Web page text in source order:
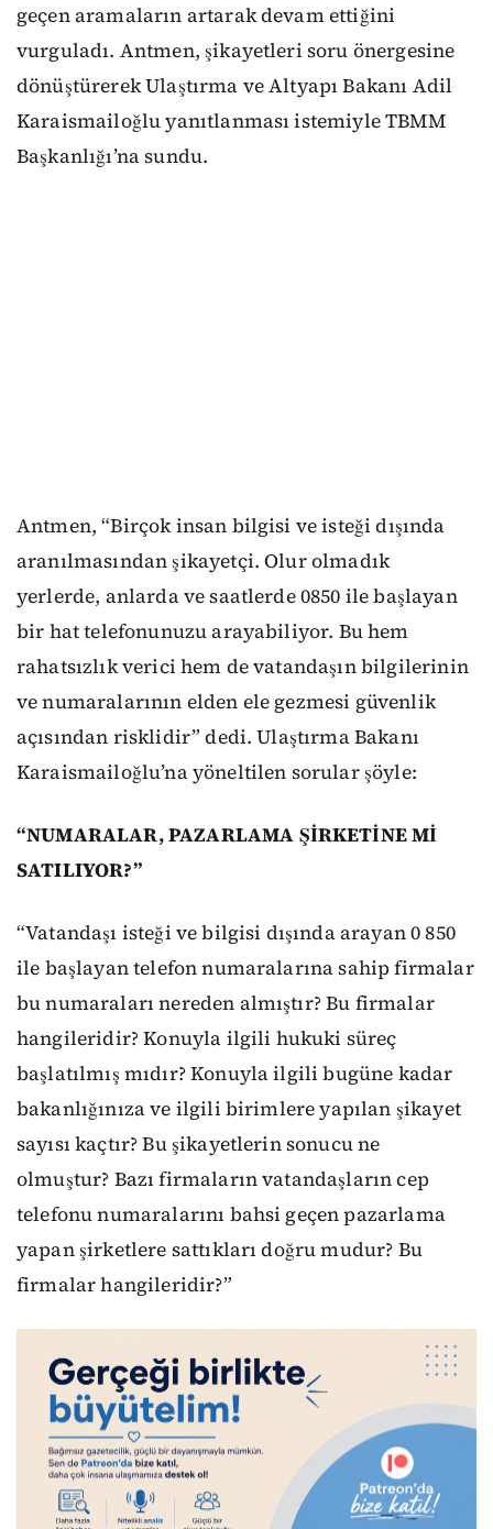
geçen aramaların artarak devam ettiğini
vurguladı. Antmen, şikayetleri soru önergesine
dönüştürerek Ulaştırma ve Altyapı Bakanı Adil
Karaismailoğlu yanıtlanması istemiyle TBMM
Başkanlığı’na sundu.
Antmen, “Birçok insan bilgisi ve isteği dışında
aranılmasından şikayetçi. Olur olmadık
yerlerde, anlarda ve saatlerde 0850 ile başlayan
bir hat telefonunuzu arayabiliyor. Bu hem
rahatsızlık verici hem de vatandaşın bilgilerinin
ve numaralarının elden ele gezmesi güvenlik
açısından risklidir” dedi. Ulaştırma Bakanı
Karaismailoğlu’na yöneltilen sorular şöyle:
“NUMARALAR, PAZARLAMA ŞİRKETİNE Mİ
SATILIYOR?”
“Vatandaşı isteği ve bilgisi dışında arayan 0 850
ile başlayan telefon numaralarına sahip firmalar
bu numaraları nereden almıştır? Bu firmalar
hangileridir? Konuyla ilgili hukuki süreç
başlatılmış mıdır? Konuyla ilgili bugüne kadar
bakanlığınıza ve ilgili birimlere yapılan şikayet
sayısı kaçtır? Bu şikayetlerin sonucu ne
olmuştur? Bazı firmaların vatandaşların cep
telefonu numaralarını bahsi geçen pazarlama
yapan şirketlere sattıkları doğru mudur? Bu
firmalar hangileridir?”